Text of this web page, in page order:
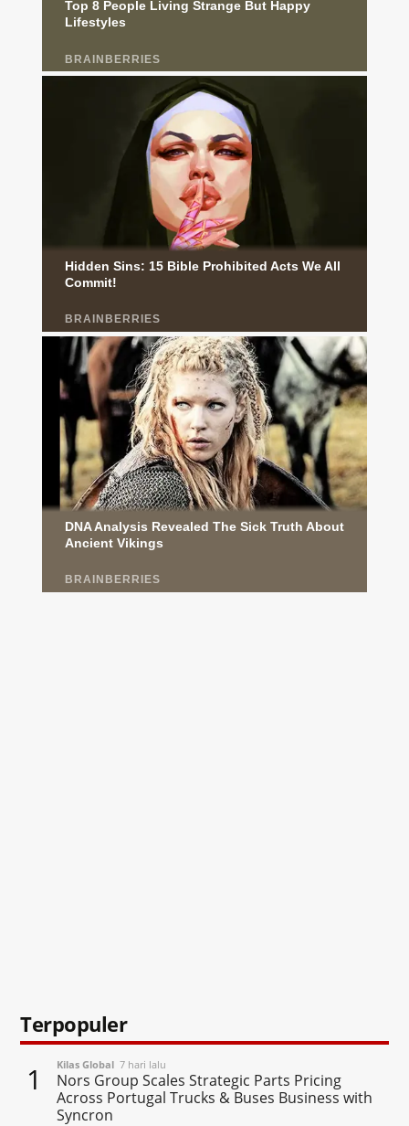
Terpopuler
1 Kilas Global 7 hari lalu
Nors Group Scales Strategic Parts Pricing
Across Portugal Trucks & Buses Business with
Syncron